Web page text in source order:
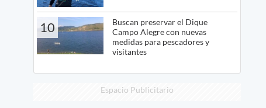
10
Buscan preservar el Dique
Campo Alegre con nuevas
medidas para pescadores y
visitantes
Espacio Publicitario